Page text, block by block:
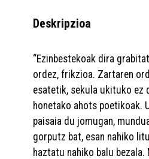
Deskripzioa
“Ezinbestekoak dira
ordez, frikzioa. Zartaren
esatetik, sekula ukituko ez
honetako ahots poetikoak.
paisaia du jomugan,
gorputz bat, esan nahiko
haztatu nahiko balu